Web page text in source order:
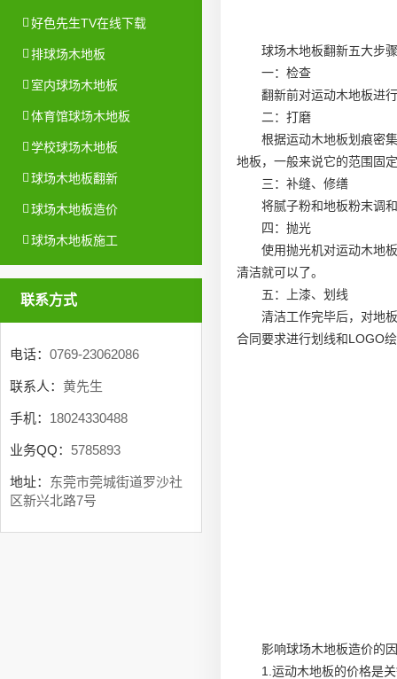
好色先生TV在线下载
排球场木地板
室内球场木地板
体育馆球场木地板
学校球场木地板
球场木地板翻新
球场木地板造价
球场木地板施工
联系方式
电话： 0769-23062086
联系人： 黄先生
手机： 18024330488
业务QQ： 5785893
地址： 东莞市莞城街道罗沙社
区新兴北路7号
球场木地板翻新五大步骤
一：检查
翻新前对运动木地板进
二：打磨
根据运动木地板划痕密
地板，一般来说它的范围固
三：补缝、修缮
将腻子粉和地板粉末调
四：抛光
使用抛光机对运动木地
清洁就可以了。
五：上漆、划线
清洁工作完毕后，对地
合同要求进行划线和LOGO
影响球场木地板造价的
1.运动木地板的价格是